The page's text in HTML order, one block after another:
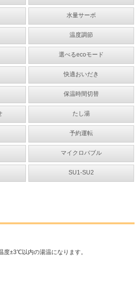
水量サーボ
温度調節
選べるecoモード
快適おいだき
保温時間切替
たし湯
予約運転
マイクロバブル
SU1-SU2
度±3℃以内の湯温になります。